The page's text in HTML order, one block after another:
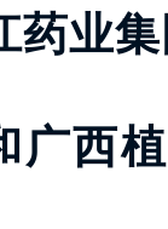
药业
广西